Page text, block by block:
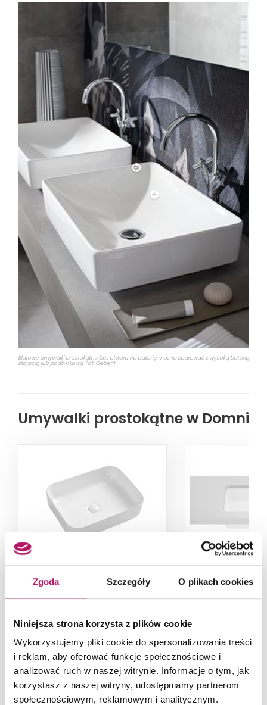
Zgoda Szczegóły O plikach cookies
Niniejsza strona korzysta z plików cookie
Wykorzystujemy pliki cookie do spersonalizowania treści
i reklam, aby oferować funkcje społecznościowe i
analizować ruch w naszej witrynie. Informacje o tym, jak
korzystasz z naszej witryny, udostępniamy partnerom
społecznościowym, reklamowym i analitycznym.
Blatowe umywalki prostokątne bez otworu na baterię można sparować z wysoką baterią
stojącą, lub podtynkową. Fot. Geberit
Umywalki prostokątne w Domni
IO Evo CE.EVO.500.2195
biała
ZOBACZ PRODUKT
Roca Gap
530,00